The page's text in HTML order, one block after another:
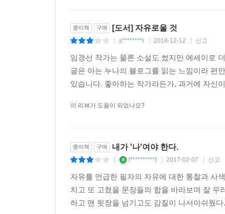
종이책 구매 [도서] 자유로울 것
s********r 2018-12-12 신고
임경선 작가는 물론 소설도 썼지만 에세이로
글은 아는 누나의 블로그를 읽는 느낌이라 편
있습니다. 좋아하는 작가라든가, 과거에 자신
이 리뷰가 도움이 되었나요?
종이책 구매 내가 '나'여야 한다.
l**********f 2017-02-07 신고
자유를 언급한 필자의 자유에 대한 통찰과 사
치고 또 고쳤을 문장들의 합을 바라보며 잘
하고 맨 뒷장을 넘기고도 감질이 나서아쉬웠